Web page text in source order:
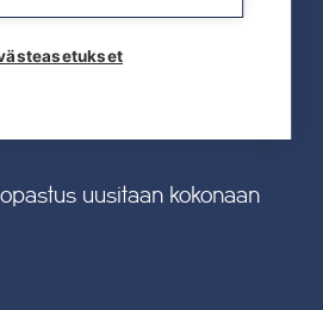
uusitaan kokonaan